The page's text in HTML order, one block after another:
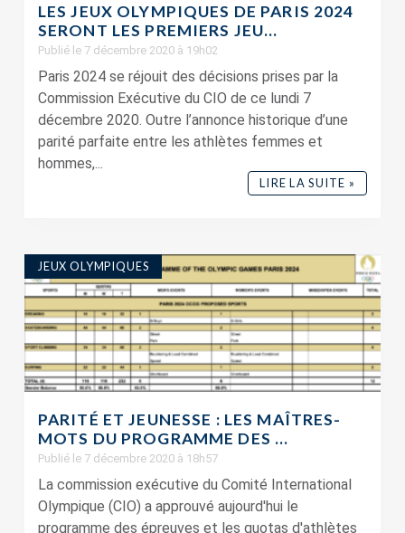
LES JEUX OLYMPIQUES DE PARIS 2024
SERONT LES PREMIERS JEU...
Publié le 7 décembre 2020 à 19h02
Paris 2024 se réjouit des décisions prises par la
Commission Exécutive du CIO de ce lundi 7
décembre 2020. Outre l’annonce historique d’une
parité parfaite entre les athlètes femmes et
hommes,...
LIRE LA SUITE »
JEUX OLYMPIQUES
PARITÉ ET JEUNESSE : LES MAÎTRES-
MOTS DU PROGRAMME DES ...
Publié le 7 décembre 2020 à 18h57
La commission exécutive du Comité International
Olympique (CIO) a approuvé aujourd'hui le
programme des épreuves et les quotas d'athlètes